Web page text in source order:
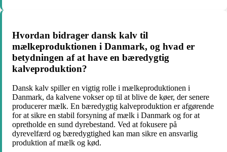
Hvordan bidrager dansk kalv til
mælkeproduktionen i Danmark, og hvad er
betydningen af at have en bæredygtig
kalveproduktion?
Dansk kalv spiller en vigtig rolle i mælkeproduktionen i
Danmark, da kalvene vokser op til at blive de køer, der senere
producerer mælk. En bæredygtig kalveproduktion er afgørende
for at sikre en stabil forsyning af mælk i Danmark og for at
opretholde en sund dyrebestand. Ved at fokusere på
dyrevelfærd og bæredygtighed kan man sikre en ansvarlig
produktion af mælk og kød.